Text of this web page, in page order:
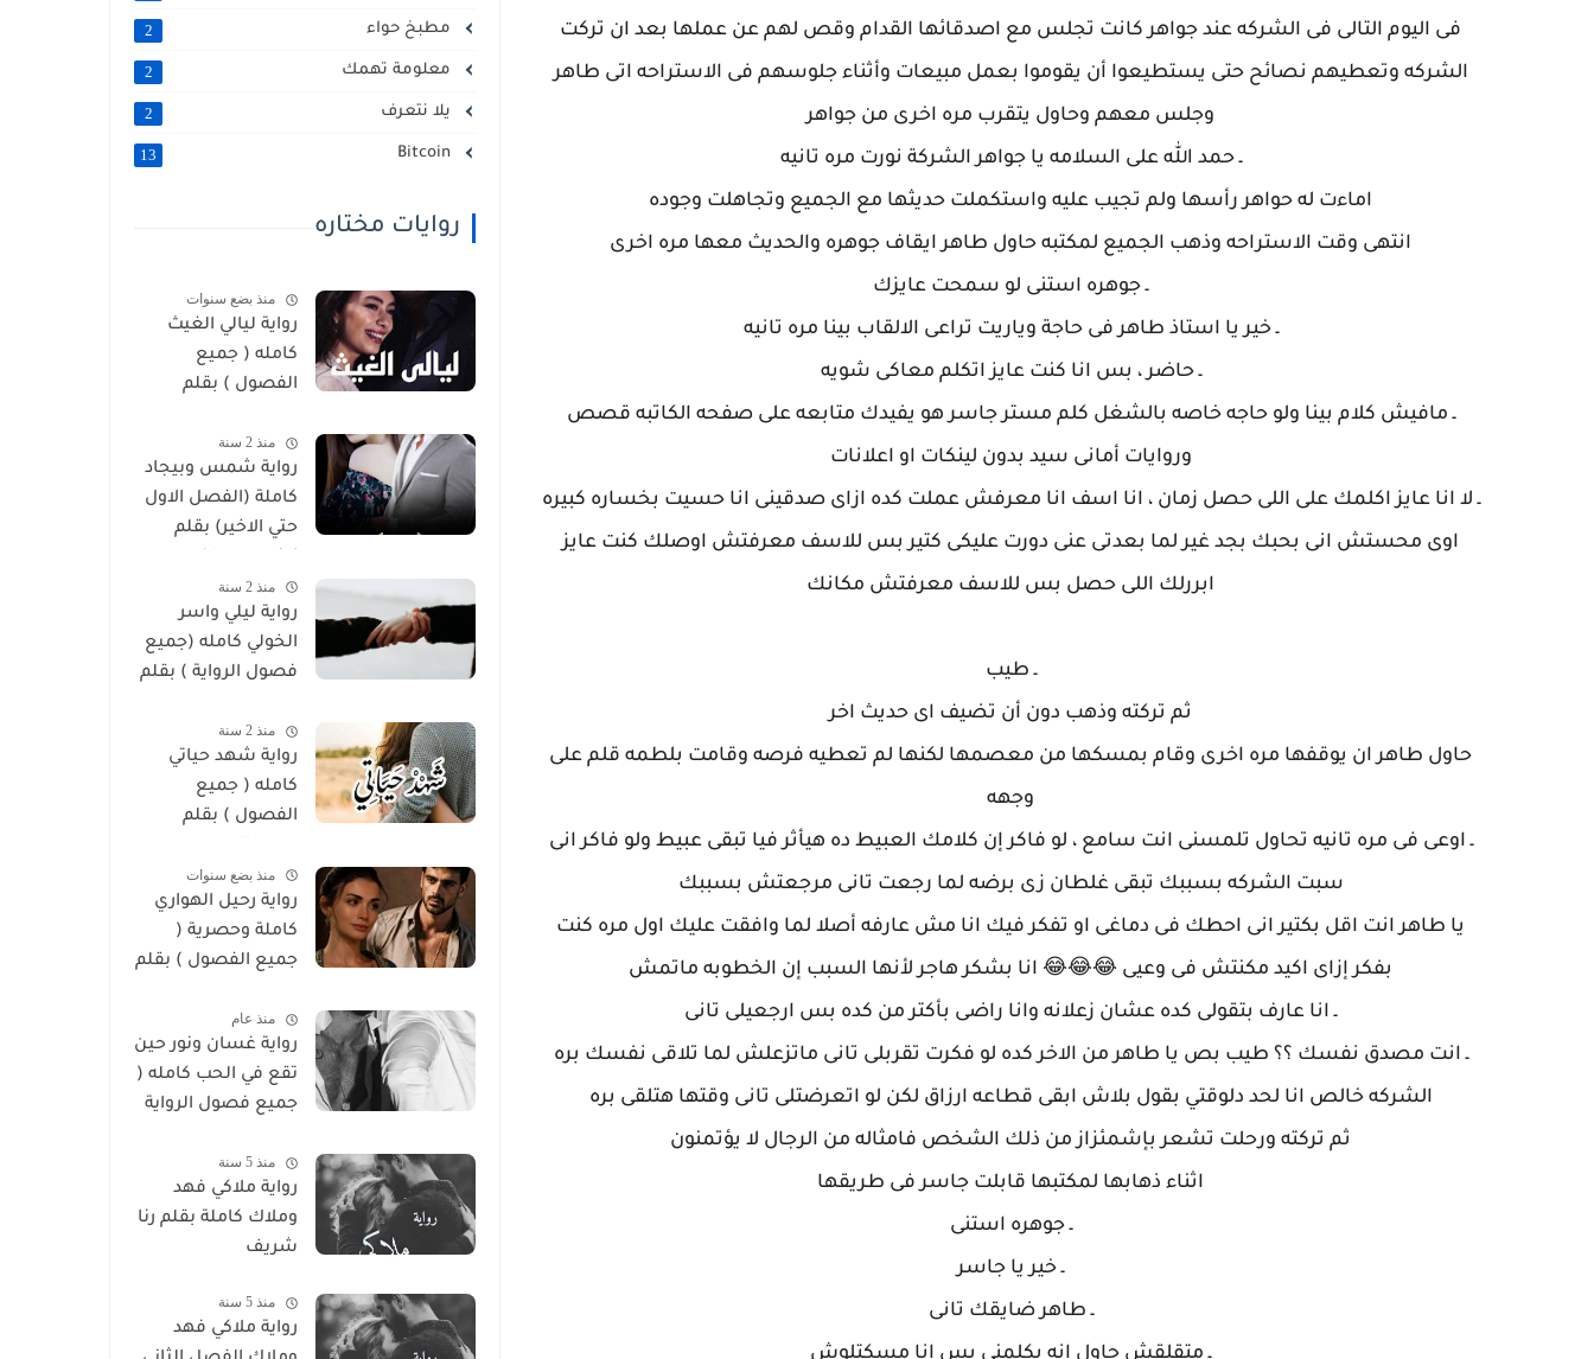
فى اليوم التالى فى الشركه عند جواهر كانت تجلس مع اصدقائها القدام وقص لهم عن عملها بعد ان تركت
الشركه وتعطيهم نصائح حتى يستطيعوا أن يقوموا بعمل مبيعات وأثناء جلوسهم فى الاستراحه اتى طاهر
وجلس معهم وحاول يتقرب مره اخرى من جواهر
ـ حمد الله على السلامه يا جواهر الشركة نورت مره تانيه
اماءت له حواهر رأسها ولم تجيب عليه واستكملت حديثها مع الجميع وتجاهلت وجوده
انتهى وقت الاستراحه وذهب الجميع لمكتبه حاول طاهر ايقاف جوهره والحديث معها مره اخرى
ـ جوهره استنى لو سمحت عايزك
ـ خير يا استاذ طاهر فى حاجة وياريت تراعى الالقاب بينا مره تانيه
ـ حاضر ، بس انا كنت عايز اتكلم معاكى شويه
ـ مافيش كلام بينا ولو حاجه خاصه بالشغل كلم مستر جاسر هو يفيدك متابعه على صفحه الكاتبه قصص
وروايات أمانى سيد بدون لينكات او اعلانات
ـ لا انا عايز اكلمك على اللى حصل زمان ، انا اسف انا معرفش عملت كده ازاى صدقينى انا حسيت بخساره كبيره
اوى محستش انى بحبك بجد غير لما بعدتى عنى دورت عليكى كتير بس للاسف معرفتش اوصلك كنت عايز
ابررلك اللى حصل بس للاسف معرفتش مكانك
ـ طيب
ثم تركته وذهب دون أن تضيف اى حديث اخر
حاول طاهر ان يوقفها مره اخرى وقام بمسكها من معصمها لكنها لم تعطيه فرصه وقامت بلطمه قلم على
وجهه
ـ اوعى فى مره تانيه تحاول تلمسنى انت سامع ، لو فاكر إن كلامك العبيط ده هيأثر فيا تبقى عبيط ولو فاكر انى
سبت الشركه بسببك تبقى غلطان زى برضه لما رجعت تانى مرجعتش بسببك
يا طاهر انت اقل بكتير انى احطك فى دماغى او تفكر فيك انا مش عارفه أصلا لما وافقت عليك اول مره كنت
بفكر إزاى اكيد مكنتش فى وعيى 😂😂😂 انا بشكر هاجر لأنها السبب إن الخطوبه ماتمش
ـ انا عارف بتقولى كده عشان زعلانه وانا راضى بأكتر من كده بس ارجعيلى تانى
ـ انت مصدق نفسك ؟؟ طيب بص يا طاهر من الاخر كده لو فكرت تقربلى تانى ماتزعلش لما تلاقى نفسك بره
الشركه خالص انا لحد دلوقتي بقول بلاش ابقى قطاعه ارزاق لكن لو اتعرضتلى تانى وقتها هتلقى بره
ثم تركته ورحلت تشعر بإشمئزاز من ذلك الشخص فامثاله من الرجال لا يؤتمنون
اثناء ذهابها لمكتبها قابلت جاسر فى طريقها
ـ جوهره استنى
ـ خير يا جاسر
ـ طاهر ضايقك تانى
ـ متقلقش حاول انه يكلمنى بس انا مسكتلوش
مطبخ حواء 2
معلومة تهمك 2
يلا نتعرف 2
13
روايات مختاره
منذ بضع سنوات
رواية ليالي الغيث
كامله ( جميع
الفصول ) بقلم
منذ 2 سنة
رواية شمس وبيجاد
كاملة (الفصل الاول
حتي الاخير) بقلم
منذ 2 سنة
رواية ليلي واسر
الخولي كامله (جميع
فصول الرواية ) بقلم
منذ 2 سنة
رواية شهد حياتي
كامله ( جميع
الفصول ) بقلم
منذ بضع سنوات
رواية رحيل الهواري
كاملة وحصرية (
جميع الفصول ) بقلم
منذ عام
رواية غسان ونور حين
تقع في الحب كامله (
جميع فصول الرواية
منذ 5 سنة
رواية ملاكي فهد
وملاك كاملة بقلم رنا
شريف
منذ 5 سنة
رواية ملاكي فهد